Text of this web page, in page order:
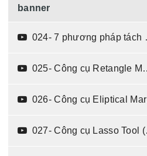
banner
024- 7 phương pháp tách nền phổ biến trong Photoshop (04:25)
025- Công cụ Retangle Marquee Tool (06:28)
026- Công cụ Eliptical Marquee Tool (04:10)
027- Công cụ Lasso Tool (05:13)